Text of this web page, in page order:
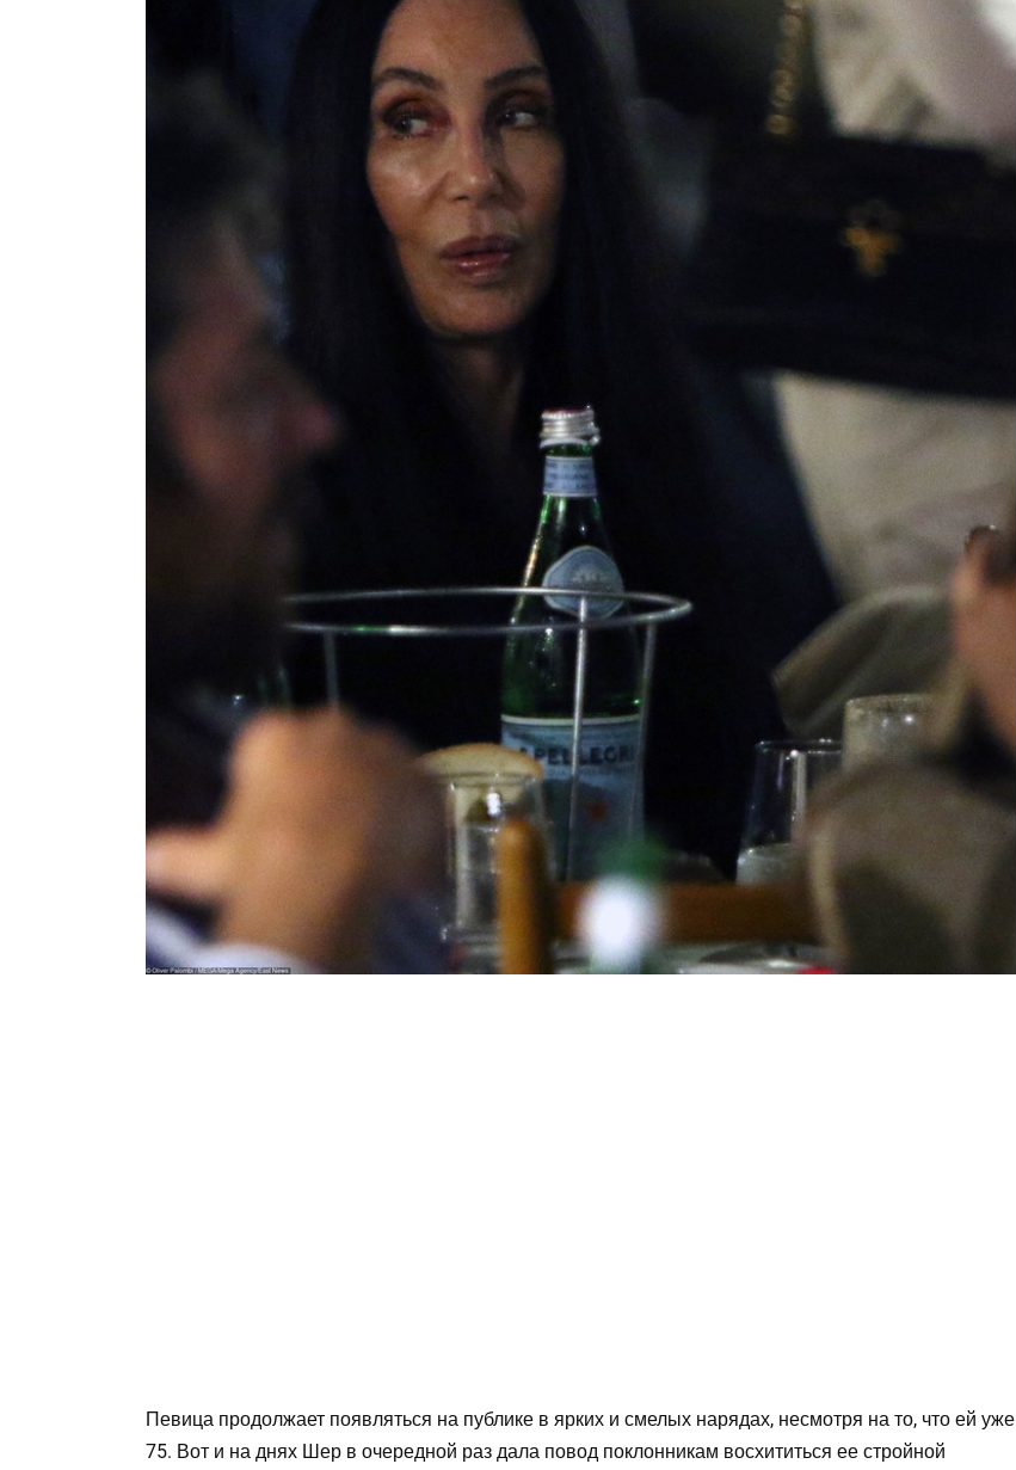
Певица продолжает появляться на публике в ярких и смелых нарядах, несмотря на то, что ей уже
75. Вот и на днях Шер в очередной раз дала повод поклонникам восхититься ее стройной